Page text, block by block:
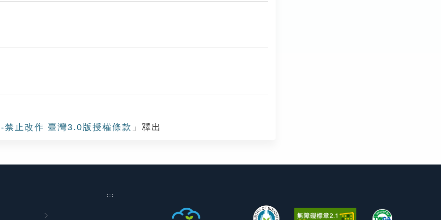
止改作 臺灣3.0版授權條款 」釋出
:::